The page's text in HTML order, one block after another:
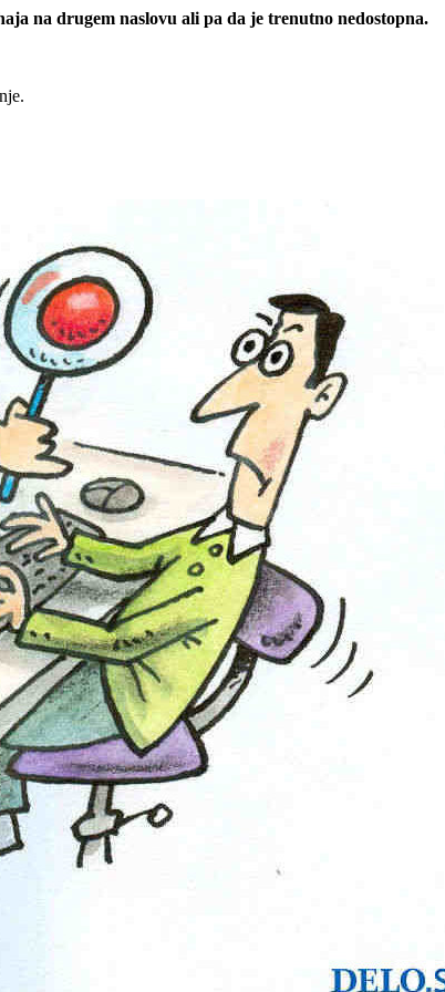
na drugem naslovu ali pa da je trenutno nedostopna.